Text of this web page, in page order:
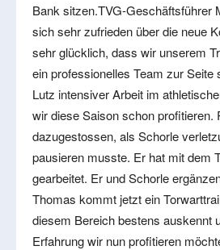
Bank sitzen.TVG-Geschäftsführer
sich sehr zufrieden über die neue
sehr glücklich, dass wir unserem
ein professionelles Team zur Seite
Lutz intensiver Arbeit im
wir diese Saison schon profitieren.
dazugestossen, als Schorle
pausieren musste. Er hat mit dem
gearbeitet. Er und Schorle
Thomas kommt jetzt ein
diesem Bereich bestens auskennt
Erfahrung wir nun profitieren